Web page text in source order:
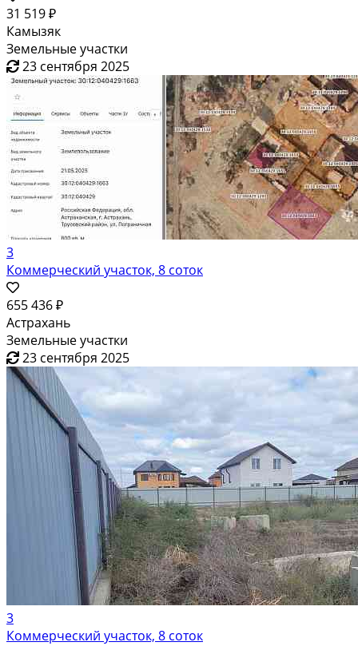
31 519 ₽
Камызяк
Земельные участки
23 сентября 2025
3
Коммерческий участок, 8 соток
655 436 ₽
Астрахань
Земельные участки
23 сентября 2025
3
Коммерческий участок, 8 соток